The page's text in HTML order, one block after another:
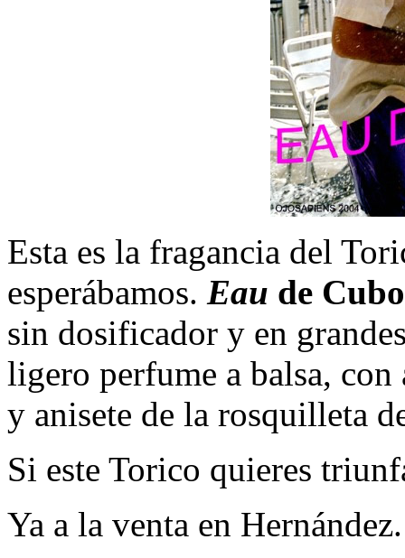
Esta es la fragancia del
esperábamos. Eau de Cubo
sin dosificador y en
ligero perfume a balsa,
y anisete de la rosquilleta
Si este Torico quieres
Ya a la venta en Hernández.